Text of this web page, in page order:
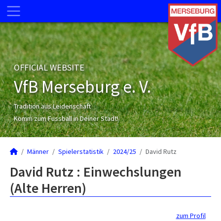
OFFICIAL WEBSITE
VfB Merseburg e. V.
Tradition aus Leidenschaft
Komm zum Fussball in Deiner Stadt!
Männer Spielerstatistik 2024/25 David Rutz
David Rutz : Einwechslungen
(Alte Herren)
zum Profil